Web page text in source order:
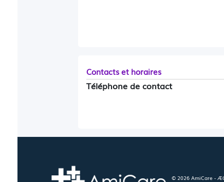
Contacts et horaires
Téléphone de contact
© 2026 AmiCare -